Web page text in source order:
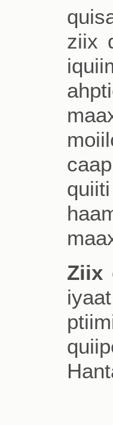
ziix
Ziix